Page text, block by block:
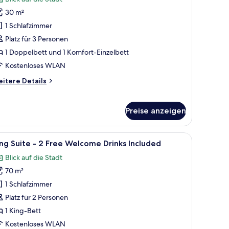
30 m²
1 Schlafzimmer
Platz für 3 Personen
1 Doppelbett und 1 Komfort-Einzelbett
Kostenloses WLAN
Details
Preise anzeigen
Sofa, einem Glastisch, einem Bett mit weißen Leinen und einem
Ein modernes Hotelzimmer mit einem Bett,
13 Suite - 2 Free Welcome Drinks Included
Blick auf die Stadt
70 m²
1 Schlafzimmer
Platz für 2 Personen
1 King-Bett
Kostenloses WLAN